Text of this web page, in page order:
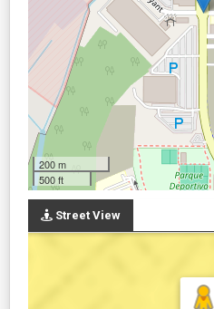
200 m
500 ft
Street View